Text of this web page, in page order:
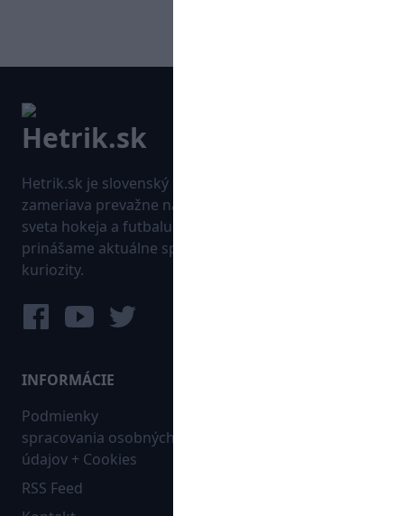
Hetrik.sk je slovenský športový portál, ktorý sa
zameriava prevažne na najnovšie informácie zo
sveta hokeja a futbalu. Pravidelne na dennej báze
prinášame aktuálne správy, góly, zaujímavosti a
kuriozity.
INFORMÁCIE
Podmienky
spracovania osobných
údajov + Cookies
RSS Feed